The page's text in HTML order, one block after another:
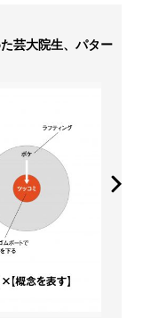
芸大院生、パター